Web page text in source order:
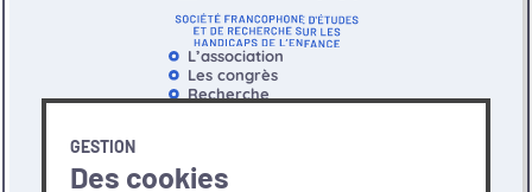
GESTION
Des cookies
L’association
Les congrès
Recherche
Mon espace